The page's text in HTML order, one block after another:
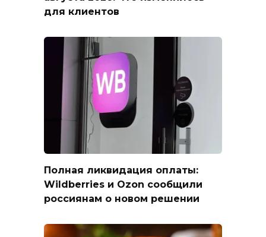
для клиентов
Полная ликвидация оплаты:
Wildberries и Ozon сообщили
россиянам о новом решении